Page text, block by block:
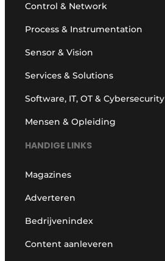
Control & Network
Process & Instrumentation
Sensor & Vision
Services & Solutions
Software, IT, OT & Cybersecurity
Mensen & Opleiding
HANDIGE LINKS
Magazines
Adverteren
Bedrijvenindex
Content aanleveren